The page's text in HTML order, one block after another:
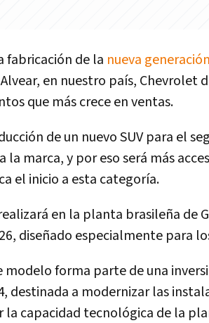
fabricación de la nueva
en nuestro país, Chevrolet
que más crece en ventas.
de un nuevo SUV para el
la marca, y por eso será más
el inicio a esta categoría.
en la planta brasileña de
diseñado especialmente para
modelo forma parte de una
destinada a modernizar las
la capacidad tecnológica de la